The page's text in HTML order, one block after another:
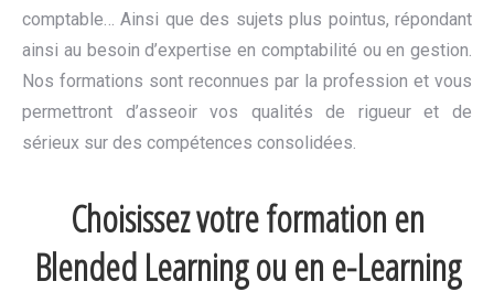
comptable… Ainsi que des sujets plus pointus, répondant
ainsi au besoin d’expertise en comptabilité ou en gestion.
Nos formations sont reconnues par la profession et vous
permettront d’asseoir vos qualités de rigueur et de
sérieux sur des compétences consolidées.
Choisissez votre formation en
Blended Learning ou en e-Learning